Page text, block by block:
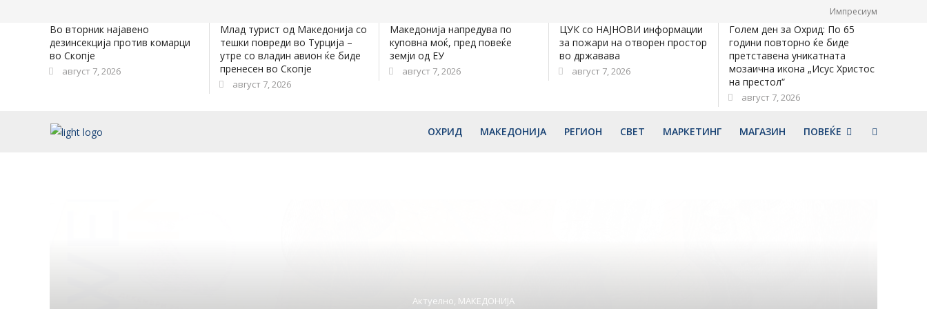
Импресиум
Во вторник најавено
дезинсекција против комарци
во Скопје
август 7, 2026
Млад турист од Македонија со
тешки повреди во Турција –
утре со владин авион ќе биде
пренесен во Скопје
август 7, 2026
Македонија напредува по
куповна моќ, пред повеќе
земји од ЕУ
август 7, 2026
ЦУК со НАЈНОВИ информации
за пожари на отворен простор
во државава
август 7, 2026
Голем ден за Охрид: По 65
години повторно ќе биде
претставена уникатната
мозаична икона „Исус Христос
на престол“
август 7, 2026
ОХРИД МАКЕДОНИЈА РЕГИОН СВЕТ МАРКЕТИНГ МАГАЗИН ПОВЕЌЕ
Актуелно,ЕКОНОМИЈА,МАКЕДОНИЈА